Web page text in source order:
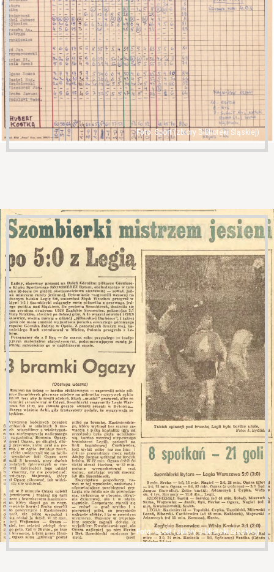
Sport (zbiory Biblioteki Śląskiej)
Sport (zbiory Biblioteki Śląskiej)